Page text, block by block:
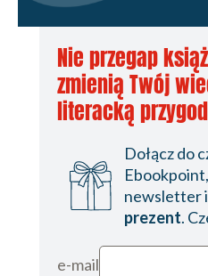
Nie przegap
zmienią Twój
literacką
Dołącz do
newsletter i
prezent.
e-mail